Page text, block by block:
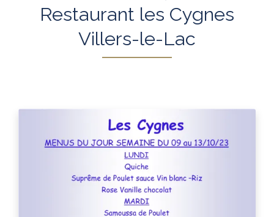
Restaurant les Cygnes
Villers-le-Lac